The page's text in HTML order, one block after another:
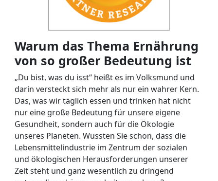
Warum das Thema Ernährung
von so großer Bedeutung ist
„Du bist, was du isst“ heißt es im Volksmund und
darin versteckt sich mehr als nur ein wahrer Kern.
Das, was wir täglich essen und trinken hat nicht
nur eine große Bedeutung für unsere eigene
Gesundheit, sondern auch für die Ökologie
unseres Planeten. Wussten Sie schon, dass die
Lebensmittelindustrie im Zentrum der sozialen
und ökologischen Herausforderungen unserer
Zeit steht und ganz wesentlich zu dringend